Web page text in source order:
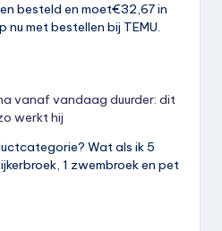
besteld en moet€32,67 in
met bestellen bij TEMU.
vanaf vandaag duurder: dit
werkt hij
Wat als ik 5
1 zwembroek en pet